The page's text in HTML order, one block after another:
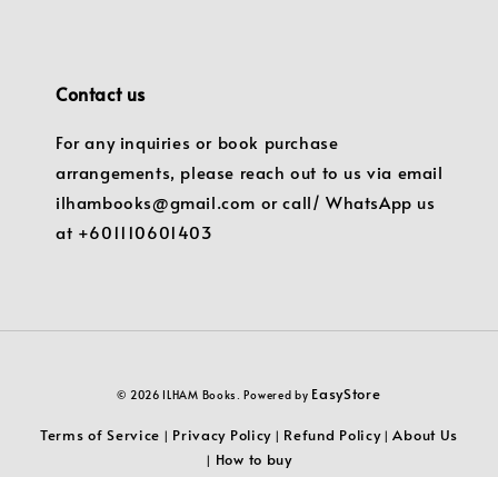
Contact us
For any inquiries or book purchase
arrangements, please reach out to us via email
ilhambooks@gmail.com or call/ WhatsApp us
at +601110601403
© 2026 ILHAM Books. Powered by EasyStore
Terms of Service | Privacy Policy | Refund Policy|About Us
| How to buy